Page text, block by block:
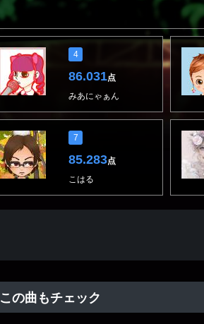
4
86.031点
みあにゃぁん
7
85.283点
こはる
この曲もチェック